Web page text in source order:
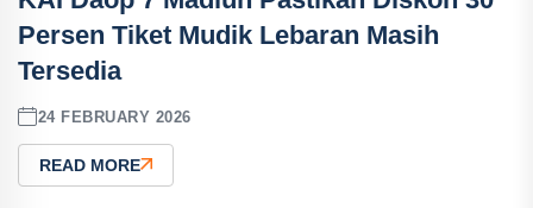
Persen Tiket Mudik Lebaran Masih
Tersedia
24 FEBRUARY 2026
READ MORE